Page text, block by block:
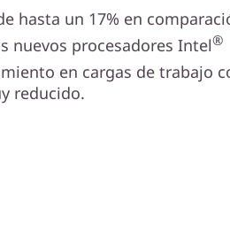
hasta un 17% en
nuevos procesadores Intel®
en cargas de trabajo
reducido.